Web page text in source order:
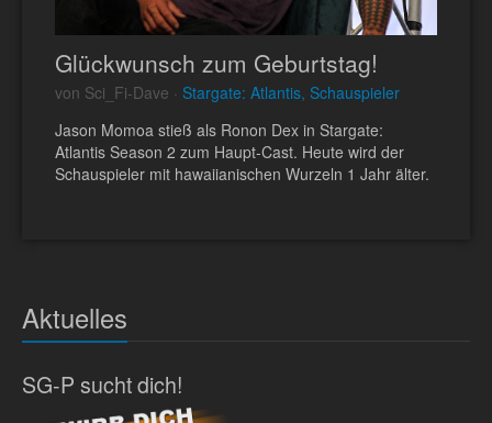
Glückwunsch zum Geburtstag!
von Sci_Fi-Dave · Stargate: Atlantis, Schauspieler
Jason Momoa stieß als Ronon Dex in Stargate:
Atlantis Season 2 zum Haupt-Cast. Heute wird der
Schauspieler mit hawaiianischen Wurzeln 1 Jahr älter.
Aktuelles
SG-P sucht dich!